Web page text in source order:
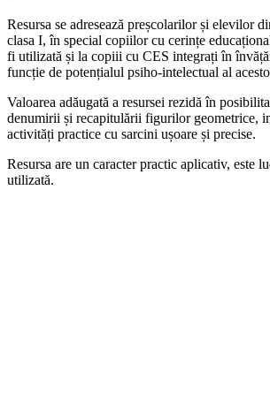
Resursa se adresează preșcolarilor și elevilor
clasa I, în special copiilor cu cerințe
fi utilizată și la copiii cu CES integrați în
funcție de potențialul psiho-intelectual al
Valoarea adăugată a resursei rezidă în
denumirii și recapitulării figurilor geometrice,
activități practice cu sarcini ușoare și precise.
Resursa are un caracter practic aplicativ, este
utilizată.